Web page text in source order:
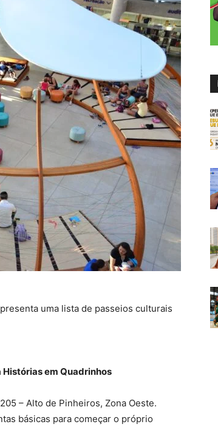
uma lista de passeios culturais
em Quadrinhos
– Alto de Pinheiros, Zona Oeste.
básicas para começar o próprio